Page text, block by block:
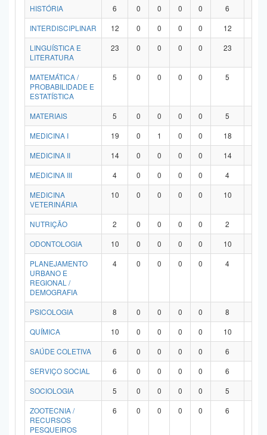
HISTÓRIA
6 0 0 0 0 6
INTERDISCIPLINAR
12 0 0 0 0 12
LINGUÍSTICA E
LITERATURA
23 0 0 0 0 23
MATEMÁTICA /
PROBABILIDADE E
ESTATÍSTICA
5 0 0 0 0 5
MATERIAIS 5 0 0 0 0 5
MEDICINA I
19 0 1 0 0 18
MEDICINA II
14 0 0 0 0 14
MEDICINA III
4 0 0 0 0 4
MEDICINA
VETERINÁRIA
10 0 0 0 0 10
NUTRIÇÃO 2 0 0 0 0 2
ODONTOLOGIA
10 0 0 0 0 10
PLANEJAMENTO
URBANO E
REGIONAL /
DEMOGRAFIA
4 0 0 0 0 4
PSICOLOGIA 8 0 0 0 0 8
QUÍMICA
10 0 0 0 0 10
SAÚDE COLETIVA
6 0 0 0 0 6
SERVIÇO SOCIAL
6 0 0 0 0 6
SOCIOLOGIA
5 0 0 0 0 5
ZOOTECNIA /
RECURSOS
PESQUEIROS
6 0 0 0 0 6